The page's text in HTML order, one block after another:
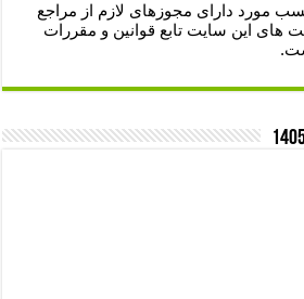
مورد دارای مجوزهای لازم از مراجع
های این سایت تابع قوانین و مقررات